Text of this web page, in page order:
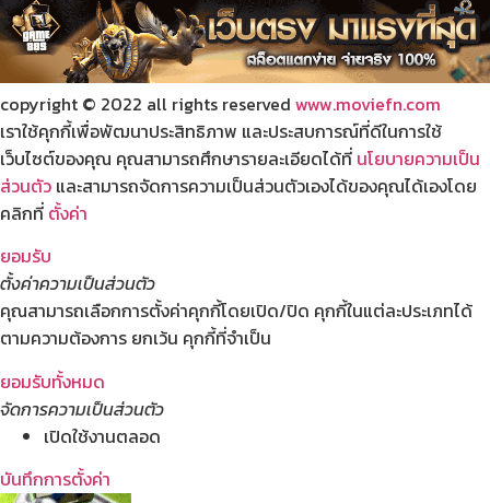
copyright © 2022 all rights reserved www.moviefn.com
เราใช้คุกกี้เพื่อพัฒนาประสิทธิภาพ และประสบการณ์ที่ดีในการใช้
เว็บไซต์ของคุณ คุณสามารถศึกษารายละเอียดได้ที่ นโยบายความเป็น
ส่วนตัว และสามารถจัดการความเป็นส่วนตัวเองได้ของคุณได้เองโดย
คลิกที่ ตั้งค่า
ยอมรับ
ตั้งค่าความเป็นส่วนตัว
คุณสามารถเลือกการตั้งค่าคุกกี้โดยเปิด/ปิด คุกกี้ในแต่ละประเภทได้
ตามความต้องการ ยกเว้น คุกกี้ที่จำเป็น
ยอมรับทั้งหมด
จัดการความเป็นส่วนตัว
เปิดใช้งานตลอด
บันทึกการตั้งค่า